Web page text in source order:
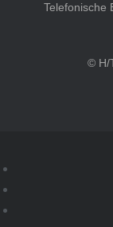
Telefonische
© H/